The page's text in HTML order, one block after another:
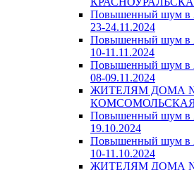
Повышенный шум в
23-24.11.2024
Повышенный шум в
10-11.11.2024
Повышенный шум в
08-09.11.2024
ЖИТЕЛЯМ ДОМА №
Повышенный шум в
19.10.2024
Повышенный шум в
10-11.10.2024
ЖИТЕЛЯМ ДОМА №